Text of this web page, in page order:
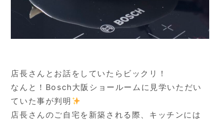
店長さんとお話をしていたらビックリ！
なんと！Bosch大阪ショールームに見学いただい
ていた事が判明
店長さんのご自宅を新築される際、キッチンには